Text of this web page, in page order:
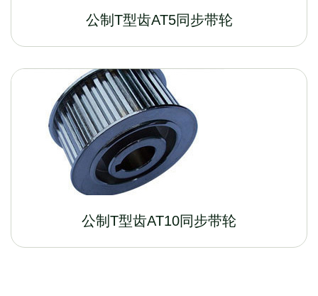
公制T型齿AT5同步带轮
公制T型齿AT10同步带轮